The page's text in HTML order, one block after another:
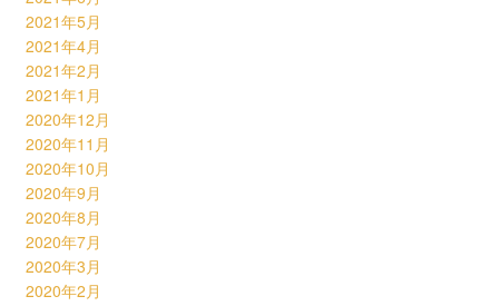
2021年5月
2021年4月
2021年2月
2021年1月
2020年12月
2020年11月
2020年10月
2020年9月
2020年8月
2020年7月
2020年3月
2020年2月